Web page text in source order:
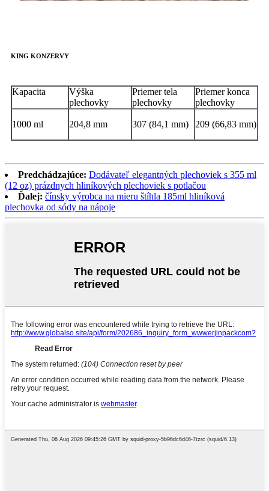
KING KONZERVY
Kapacita
Výška
plechovky
Priemer tela
plechovky
Priemer konca
plechovky
1000 ml 204,8 mm 307 (84,1 mm) 209 (66,83 mm)
Predchádzajúce: Dodávateľ elegantných plechoviek s 355 ml
(12 oz) prázdnych hliníkových plechoviek s potlačou
Ďalej: čínsky výrobca na mieru štíhla 185ml hliníková
plechovka od sódy na nápoje